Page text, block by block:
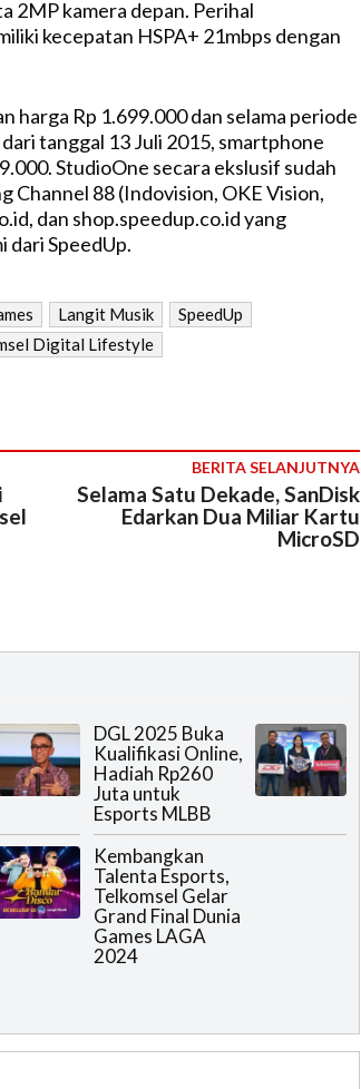
2MP kamera depan. Perihal
kecepatan HSPA+ 21mbps dengan
harga Rp 1.699.000 dan selama periode
tanggal 13 Juli 2015, smartphone
StudioOne secara ekslusif sudah
Channel 88 (Indovision, OKE Vision,
dan shop.speedup.co.id yang
dari SpeedUp.
Langit Musik
SpeedUp
Digital Lifestyle
BERITA SELANJUTNYA
Selama Satu Dekade, SanDisk
Edarkan Dua Miliar Kartu
MicroSD
DGL 2025 Buka
Kualifikasi Online,
Hadiah Rp260
Juta untuk
Esports MLBB
Kembangkan
Talenta Esports,
Telkomsel Gelar
Grand Final Dunia
Games LAGA
2024